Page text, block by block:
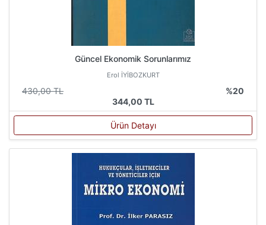
Güncel Ekonomik Sorunlarımız
Erol İYİBOZKURT
430,00 TL
%20
344,00 TL
Ürün Detayı